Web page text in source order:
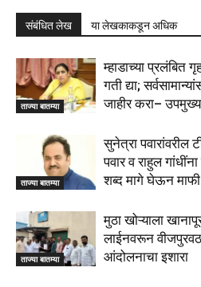
संबंधित लेख या लेखकाकडून अधिक
ताज्या बातम्या
म्हाडाच्या प्रलंबित
गती द्या;
जाहीर करा–
ताज्या बातम्या
सुनेत्रा
पवार व राहुल
शब्द मागे घेऊन माफी
ताज्या बातम्या
मुठा खोऱ्याला
लाईनवरून
आंदोलनाचा इशारा